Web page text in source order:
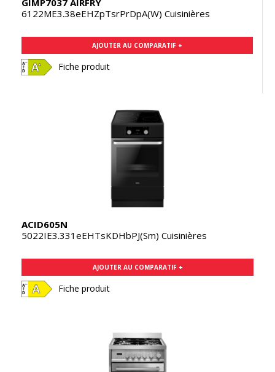
6122ME3.38eEHZpTsrPrDpA(W) Cuisinières
AJOUTER AU COMPARATIF +
Fiche produit
ACID605N
5022IE3.331eEHTsKDHbPJ(Sm) Cuisinières
AJOUTER AU COMPARATIF +
Fiche produit